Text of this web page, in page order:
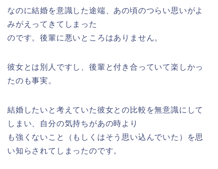
なのに結婚を意識した途端、あの頃のつらい思いがよ
みがえってきてしまった
のです。後輩に悪いところはありません。
彼女とは別人ですし、後輩と付き合っていて楽しかっ
たのも事実。
結婚したいと考えていた彼女との比較を無意識にして
しまい、自分の気持ちがあの時より
も強くないこと（もしくはそう思い込んでいた）を思
い知らされてしまったのです。